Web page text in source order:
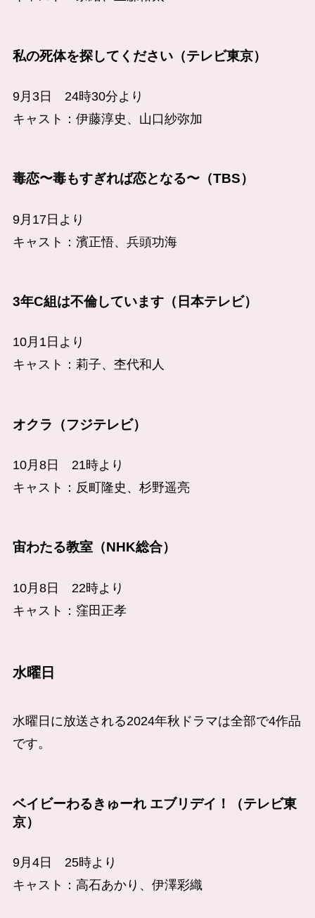
私の死体を探してください（テレビ東京）
9月3日 24時30分より
キャスト：伊藤淳史、山口紗弥加
毒恋〜毒もすぎれば恋となる〜（TBS）
9月17日より
キャスト：濱正悟、兵頭功海
3年C組は不倫しています（日本テレビ）
10月1日より
キャスト：莉子、杢代和人
オクラ（フジテレビ）
10月8日 21時より
キャスト：反町隆史、杉野遥亮
宙わたる教室（NHK総合）
10月8日 22時より
キャスト：窪田正孝
水曜日
水曜日に放送される2024年秋ドラマは全部で4作品
です。
ベイビーわるきゅーれ エブリデイ！（テレビ東
京）
9月4日 25時より
キャスト：高石あかり、伊澤彩織